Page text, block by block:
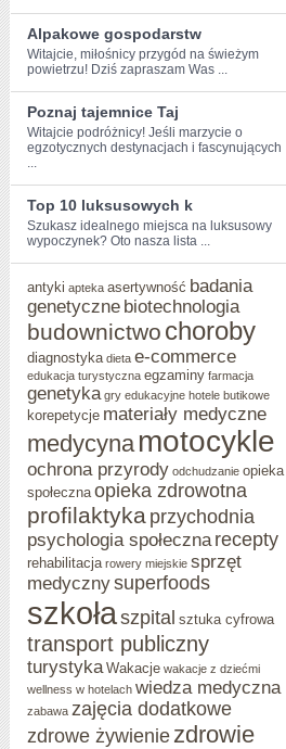
Alpakowe gospodarstw
Witajcie, miłośnicy przygód na świeżym
powietrzu! Dziś⁢ zapraszam Was ...
Poznaj tajemnice Taj
Witajcie ⁤podróżnicy! Jeśli marzycie ⁣o
egzotycznych destynacjach i ‍fascynujących
...
Top 10 luksusowych k
Szukasz⁢ idealnego miejsca na luksusowy
wypoczynek? Oto nasza lista ...
antyki apteka asertywność badania
genetyczne biotechnologia
budownictwo choroby
diagnostyka dieta e-commerce
edukacja turystyczna egzaminy farmacja
genetyka gry edukacyjne hotele butikowe
korepetycje materiały medyczne
medycyna motocykle
ochrona przyrody odchudzanie opieka
społeczna opieka zdrowotna
profilaktyka przychodnia
psychologia społeczna recepty
rehabilitacja rowery miejskie sprzęt
medycznysuperfoods
szkołaszpital sztuka cyfrowa
transport publiczny
turystyka Wakacje wakacje z dziećmi
wellness w hotelach wiedza medyczna
zabawa zajęcia dodatkowe
zdrowe żywienie zdrowie